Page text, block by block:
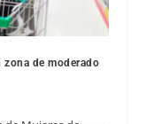
de moderado